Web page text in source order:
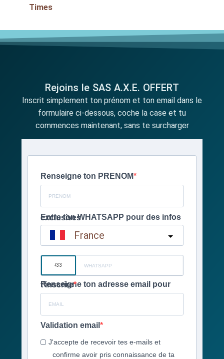
Times
Rejoins le SAS A.X.E. OFFERT
Inscrit simplement ton prénom et ton email dans le
formulaire ci-dessous, coche la case et tu
commences maintenant, sans te surcharger
Renseigne ton PRENOM
Entre ton WHATSAPP pour des infos exclusives
France
Renseigne ton adresse email pour t'inscrire
Validation email
J'accepte de recevoir tes e-mails et
confirme avoir pris connaissance de ta